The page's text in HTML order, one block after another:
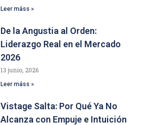
Leer máss »
De la Angustia al Orden:
Liderazgo Real en el Mercado
2026
13 junio, 2026
Leer máss »
Vistage Salta: Por Qué Ya No
Alcanza con Empuje e Intuición